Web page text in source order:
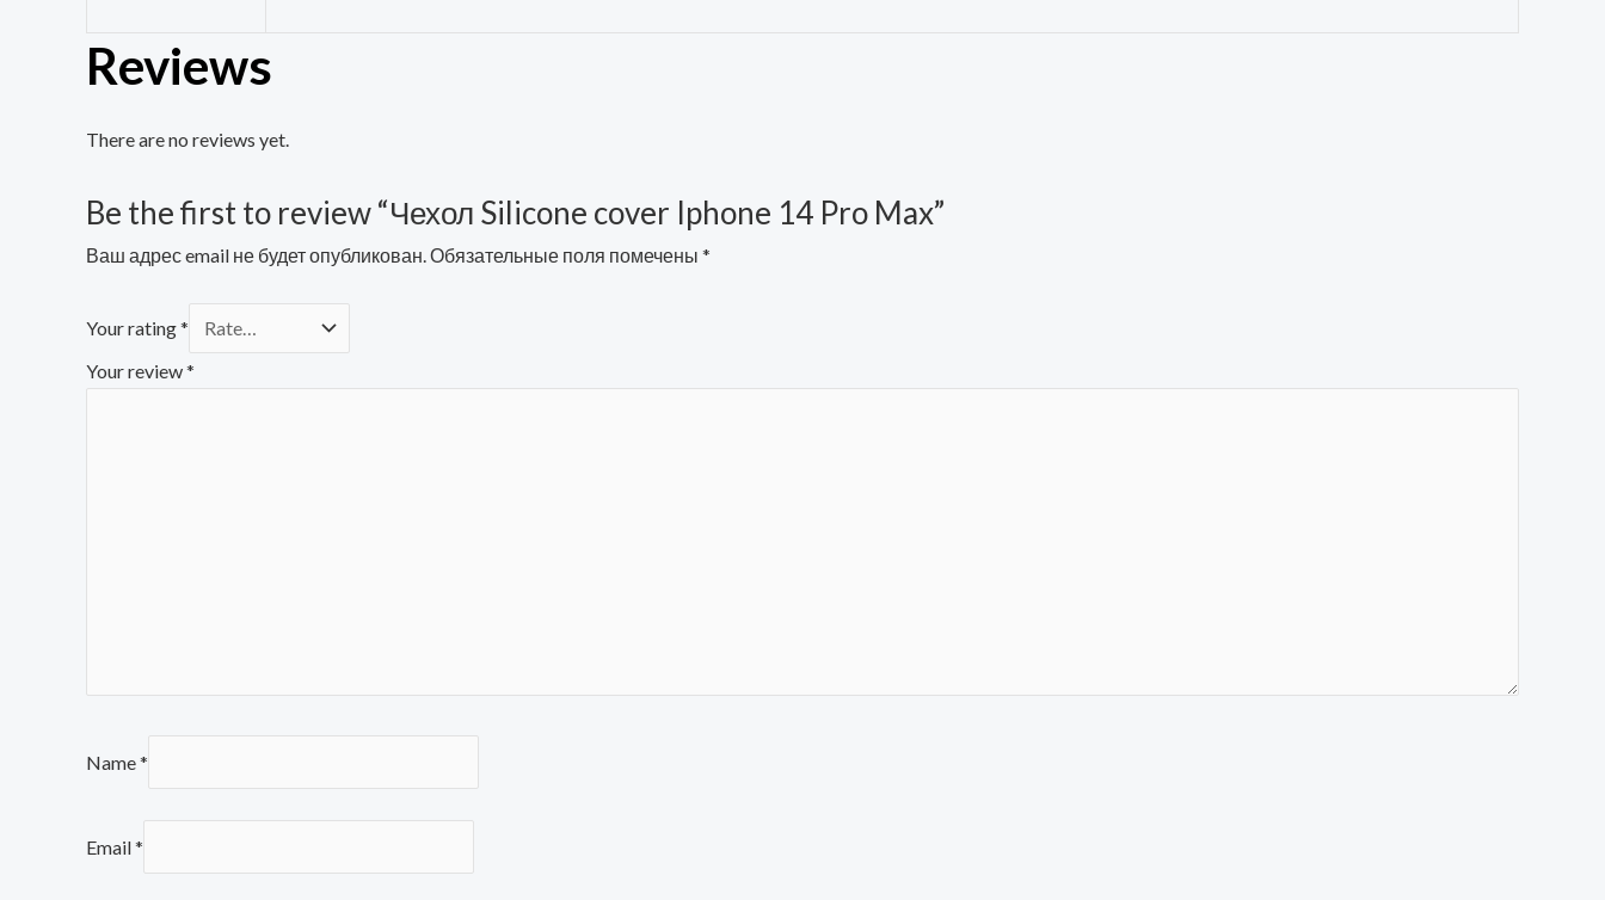
Reviews
There are no reviews yet.
Be the first to review “Чехол Silicone cover Iphone 14 Pro Max”
Ваш адрес email не будет опубликован.Обязательные поля помечены *
Your rating*
Your review*
Name*
Email*